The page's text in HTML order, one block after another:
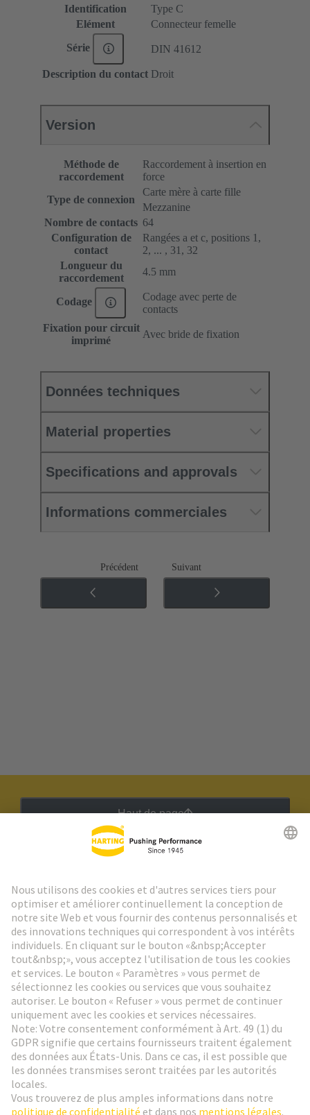
Identification
Type C
Elément
Connecteur femelle
Série DIN 41612
Description du contact Droit
Version
Méthode de
raccordement
Raccordement à insertion en
force
Type de connexion
Carte mère à carte fille
Mezzanine
Nombre de contacts 64
Configuration de
contact
Rangées a et c, positions 1,
2, ... , 31, 32
Longueur du
raccordement
4.5 mm
Codage
Codage avec perte de
contacts
Fixation pour circuit
imprimé
Avec bride de fixation
Données techniques
Material properties
Specifications and approvals
Informations commerciales
Précédent Suivant
Haut de page
Aller à l'inscription
Social Media
France Français